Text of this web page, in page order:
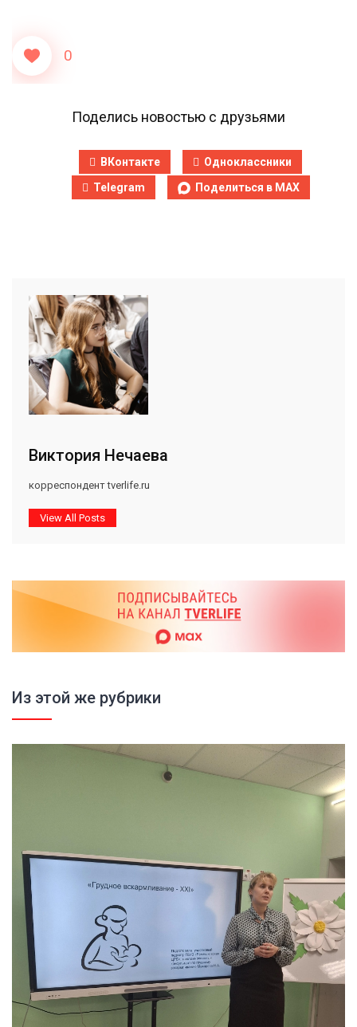
0
Поделись новостью с друзьями
ВКонтакте
Одноклассники
Telegram
Поделиться в MAX
Виктория Нечаева
корреспондент tverlife.ru
View All Posts
Из этой же рубрики